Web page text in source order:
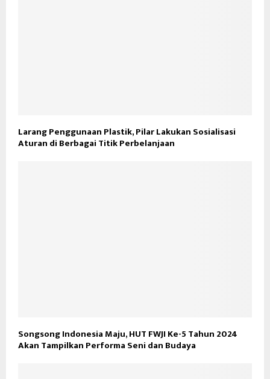
Larang Penggunaan Plastik, Pilar Lakukan Sosialisasi
Aturan di Berbagai Titik Perbelanjaan
Songsong Indonesia Maju, HUT FWJI Ke-5 Tahun 2024
Akan Tampilkan Performa Seni dan Budaya